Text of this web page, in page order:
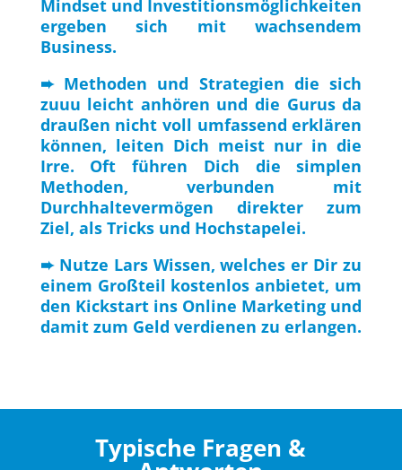
Mindset und Investitionsmöglichkeiten
ergeben sich mit wachsendem
Business.
➨ Methoden und Strategien die sich
zuuu leicht anhören und die Gurus da
draußen nicht voll umfassend erklären
können, leiten Dich meist nur in die
Irre. Oft führen Dich die simplen
Methoden, verbunden mit
Durchhaltevermögen direkter zum
Ziel, als Tricks und Hochstapelei.
➨ Nutze Lars Wissen, welches er Dir zu
einem Großteil kostenlos anbietet, um
den Kickstart ins Online Marketing und
damit zum Geld verdienen zu erlangen.
Typische Fragen &